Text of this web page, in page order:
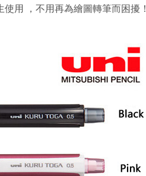
用 ，不用再為繪圖轉筆而困擾！